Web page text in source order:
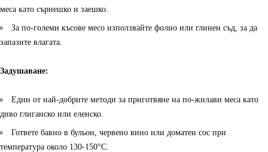
меса като сърнешко и заешко.
За по-големи късове месо използвайте фолио или глинен съд, за да
запазите влагата.
Задушаване:
Един от най-добрите методи за приготвяне на по-жилави меса като
диво глиганско или еленско.
Гответе бавно в бульон, червено вино или доматен сос при
температура около 130-150°C.